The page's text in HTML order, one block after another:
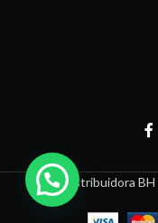
Distribuidora